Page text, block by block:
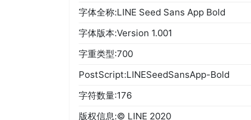
字体全称:LINE Seed Sans App Bold
字体版本:Version 1.001
字重类型:700
PostScript:LINESeedSansApp-Bold
字符数量:176
版权信息:© LINE 2020